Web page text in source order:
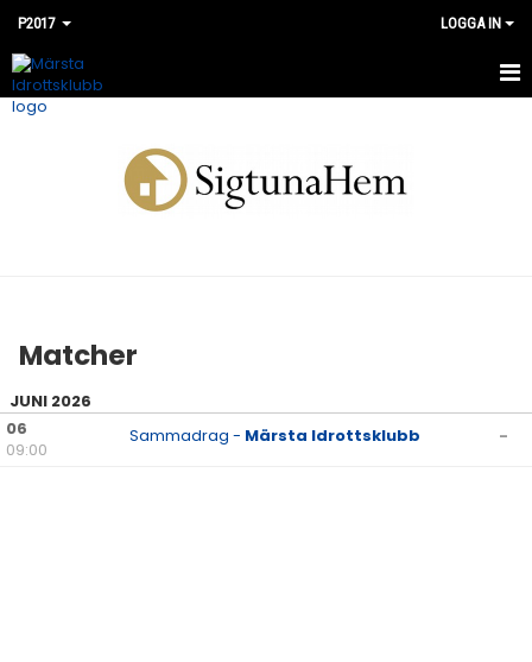
P2017 LOGGA IN
HEM
KONTAKT
Matcher
JUNI 2026
06
09:00
Sammadrag - Märsta Idrottsklubb -